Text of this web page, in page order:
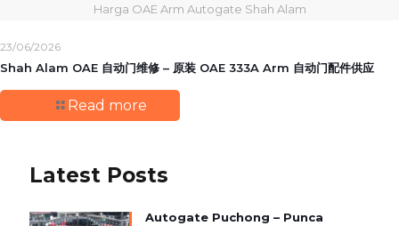
Harga OAE Arm Autogate Shah Alam
23/06/2026
Shah Alam OAE 自动门维修 – 原装 OAE 333A Arm 自动门配件供应
Read more
Latest Posts
Autogate Puchong – Punca